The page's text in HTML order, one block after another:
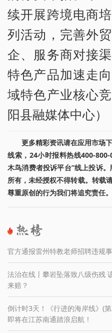
续开展跨境电商
列活动，完善外
企、服务商对接
特色产品加速走
域特色产业核心
阳县融媒体中心）
更多精彩资讯请在应用市场
线索，24小时报料热线400-
木鸟消费者投诉平台”线上投诉
所有，未经授权不得转载。转
尊重原创的行为我们将追究责任。
官方通报雷州特教老师招聘违规
法治在线丨攀岩坠落致八级伤残
来赔？
倒计时3天！《行进的海岸线》(
即将在江苏南通踏浪启航！